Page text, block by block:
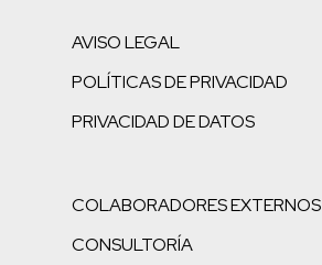
AVISO LEGAL
POLÍTICAS DE PRIVACIDAD
PRIVACIDAD DE DATOS
COLABORADORES EXTERNOS
CONSULTORÍA